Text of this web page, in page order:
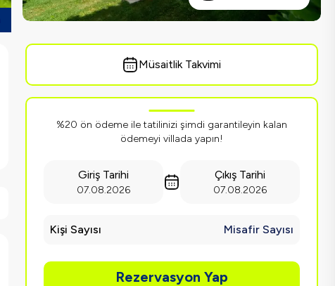
Müsaitlik Takvimi
%20 ön ödeme ile tatilinizi şimdi garantileyin kalan
ödemeyi villada yapın!
Giriş Tarihi
07.08.2026
Çıkış Tarihi
07.08.2026
Kişi Sayısı Misafir Sayısı
Rezervasyon Yap